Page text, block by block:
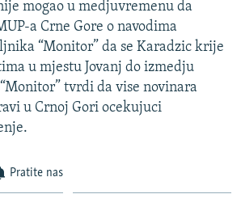
mogao u medjuvremenu da
a Crne Gore o navodima
“Monitor” da se Karadzic krije
u mjestu Jovanj do izmedju
tvrdi da vise novinara
u Crnoj Gori ocekujuci
Pratite nas